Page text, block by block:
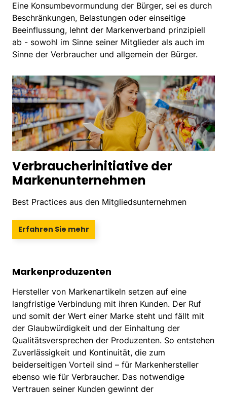
Eine Konsumbevormundung der Bürger, sei es durch
Beschränkungen, Belastungen oder einseitige
Beeinflussung, lehnt der Markenverband prinzipiell
ab - sowohl im Sinne seiner Mitglieder als auch im
Sinne der Verbraucher und allgemein der Bürger.
Verbraucherinitiative der
Markenunternehmen
Best Practices aus den Mitgliedsunternehmen
Erfahren Sie mehr
Markenproduzenten
Hersteller von Markenartikeln setzen auf eine
langfristige Verbindung mit ihren Kunden. Der Ruf
und somit der Wert einer Marke steht und fällt mit
der Glaubwürdigkeit und der Einhaltung der
Qualitätsversprechen der Produzenten. So entstehen
Zuverlässigkeit und Kontinuität, die zum
beiderseitigen Vorteil sind – für Markenhersteller
ebenso wie für Verbraucher. Das notwendige
Vertrauen seiner Kunden gewinnt der